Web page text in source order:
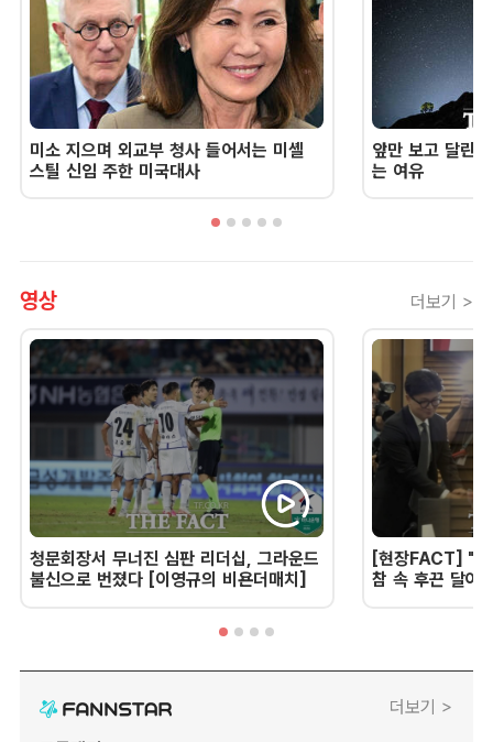
미소 지으며 외교부 청사 들어서는 미셸
스틸 신임 주한 미국대사
앞만 보고 달린
는 여유
영상 더보기 >
청문회장서 무너진 심판 리더십, 그라운드
불신으로 번졌다 [이영규의 비욘더매치]
[현장FACT] "한
참 속 후끈 달아
더보기 >